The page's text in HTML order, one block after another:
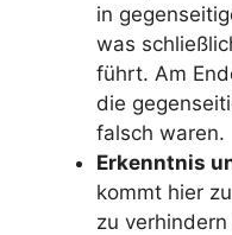
in
was
führt. Am
die
falsch waren.
Erkenntnis
kommt hier
zu